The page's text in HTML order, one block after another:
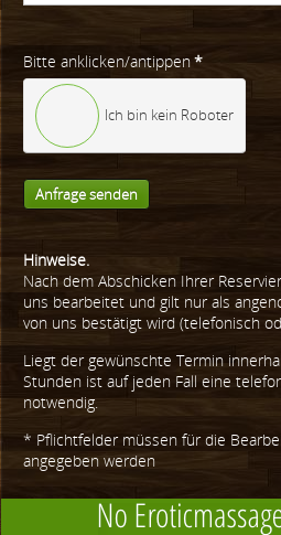
Bitte anklicken/antippen*
Ich bin kein Roboter
Anfrage senden
Hinweise.
Nach dem Abschicken Ihrer
uns bearbeitet und gilt nur als
von uns bestätigt wird (telefonisch
Liegt der gewünschte Termin
Stunden ist auf jeden Fall eine
notwendig.
* Pflichtfelder müssen für die
angegeben werden